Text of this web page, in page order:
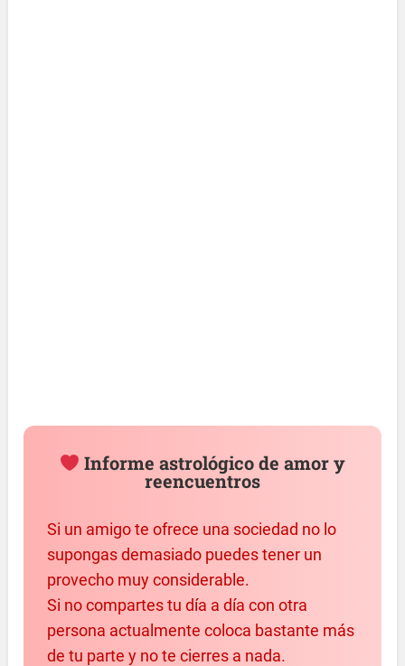
Informe astrológico de amor y
reencuentros
Si un amigo te ofrece una sociedad no lo
supongas demasiado puedes tener un
provecho muy considerable.
Si no compartes tu día a día con otra
persona actualmente coloca bastante más
de tu parte y no te cierres a nada.